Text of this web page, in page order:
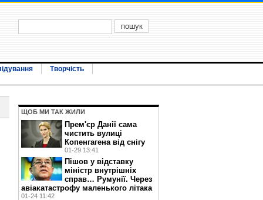
Творчість
ЩОБ МИ ТАК ЖИЛИ
Прем'єр Данії сама
чистить вулиці
Копенгагена від снігу
01-29 13:41
Пішов у відставку
міністр внутрішніх
справ… Румунії. Через
авіакатастрофу маленького літака
01-24 11:42